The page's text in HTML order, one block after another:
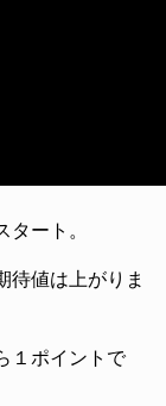
ート。
待値は上がりま
１ポイントで